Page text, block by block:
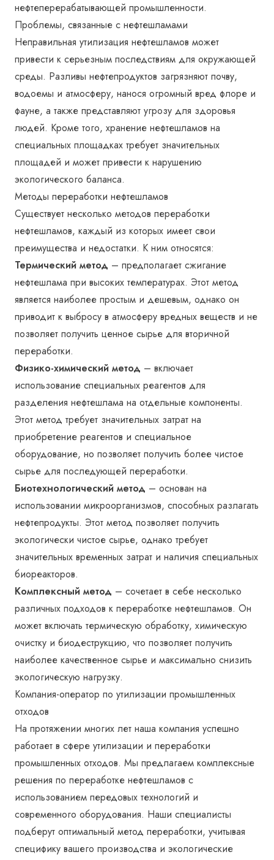
нефтеперерабатывающей промышленности.
Проблемы, связанные с нефтешламами
Неправильная утилизация нефтешламов может
привести к серьезным последствиям для окружающей
среды. Разливы нефтепродуктов загрязняют почву,
водоемы и атмосферу, нанося огромный вред флоре и
фауне, а также представляют угрозу для здоровья
людей. Кроме того, хранение нефтешламов на
специальных площадках требует значительных
площадей и может привести к нарушению
экологического баланса.
Методы переработки нефтешламов
Существует несколько методов переработки
нефтешламов, каждый из которых имеет свои
преимущества и недостатки. К ним относятся:
Термический метод – предполагает сжигание
нефтешлама при высоких температурах. Этот метод
является наиболее простым и дешевым, однако он
приводит к выбросу в атмосферу вредных веществ и не
позволяет получить ценное сырье для вторичной
переработки.
Физико-химический метод – включает
использование специальных реагентов для
разделения нефтешлама на отдельные компоненты.
Этот метод требует значительных затрат на
приобретение реагентов и специальное
оборудование, но позволяет получить более чистое
сырье для последующей переработки.
Биотехнологический метод – основан на
использовании микроорганизмов, способных разлагать
нефтепродукты. Этот метод позволяет получить
экологически чистое сырье, однако требует
значительных временных затрат и наличия специальных
биореакторов.
Комплексный метод – сочетает в себе несколько
различных подходов к переработке нефтешламов. Он
может включать термическую обработку, химическую
очистку и биодеструкцию, что позволяет получить
наиболее качественное сырье и максимально снизить
экологическую нагрузку.
Компания-оператор по утилизации промышленных
отходов
На протяжении многих лет наша компания успешно
работает в сфере утилизации и переработки
промышленных отходов. Мы предлагаем комплексные
решения по переработке нефтешламов с
использованием передовых технологий и
современного оборудования. Наши специалисты
подберут оптимальный метод переработки, учитывая
специфику вашего производства и экологические